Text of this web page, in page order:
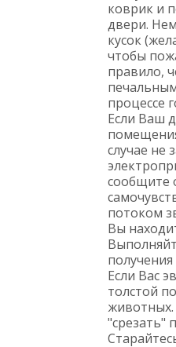
коврик и
двери.
кусок
чтобы
правило,
процессе
Если Ваш
случае не
сообщите
потоком
Вы
Если Вас
толстой
животных.
"срезать"